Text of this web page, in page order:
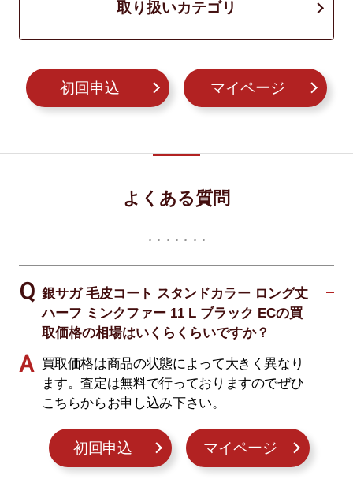
取り扱いカテゴリ
初回申込 マイページ
よくある質問
銀サガ 毛皮コート スタンドカラー ロング丈
ハーフ ミンクファー 11 L ブラック ECの買
取価格の相場はいくらくらいですか？
買取価格は商品の状態によって大きく異なり
ます。査定は無料で行っておりますのでぜひ
こちらからお申し込み下さい。
初回申込 マイページ